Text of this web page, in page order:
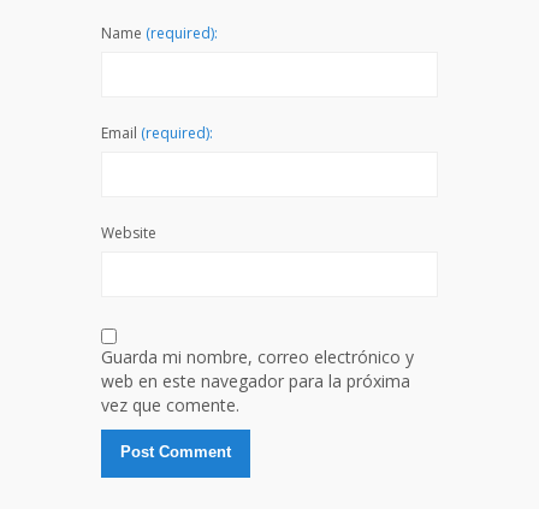
Name (required):
Email (required):
Website
Guarda mi nombre, correo electrónico y
web en este navegador para la próxima
vez que comente.